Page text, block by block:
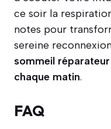
ce soir la
notes pour
sereine
sommeil
chaque matin.
FAQ